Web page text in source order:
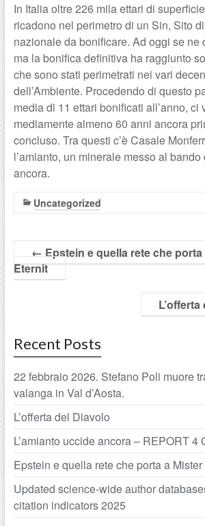
In Italia oltre 226 mila ettari di
ricadono nel perimetro di un Sin, Sito
nazionale da bonificare. Ad oggi se ne
ma la bonifica definitiva ha raggiunto
che sono stati perimetrati nei vari
dell’Ambiente. Procedendo di questo
media di 11 ettari bonificati all’anno, ci
mediamente almeno 60 anni ancora
concluso. Tra questi c’è Casale
l’amianto, un minerale messo al
ancora.
Uncategorized
← Epstein e quella rete che porta
Eternit
Recent Posts
22 febbraio 2026. Stefano Poli muore
valanga in Val d’Aosta.
L’offerta del Diavolo
L’amianto uccide ancora – REPORT 4
Epstein e quella rete che porta a
Updated science-wide author
citation indicators 2025